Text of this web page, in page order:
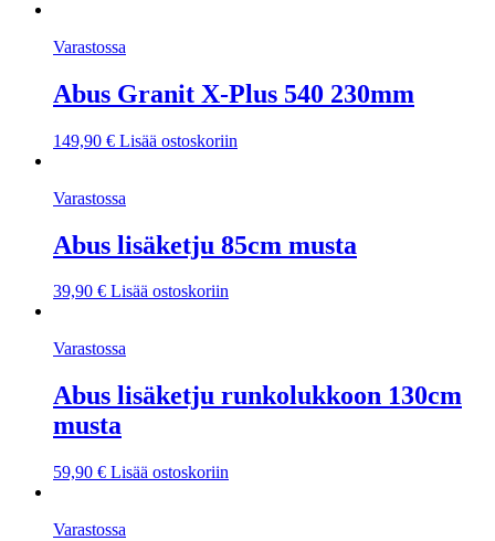
Varastossa
Abus Granit X-Plus 540 230mm
149,90 € Lisää ostoskoriin
Varastossa
Abus lisäketju 85cm musta
39,90 € Lisää ostoskoriin
Varastossa
Abus lisäketju runkolukkoon 130cm
musta
59,90 € Lisää ostoskoriin
Varastossa